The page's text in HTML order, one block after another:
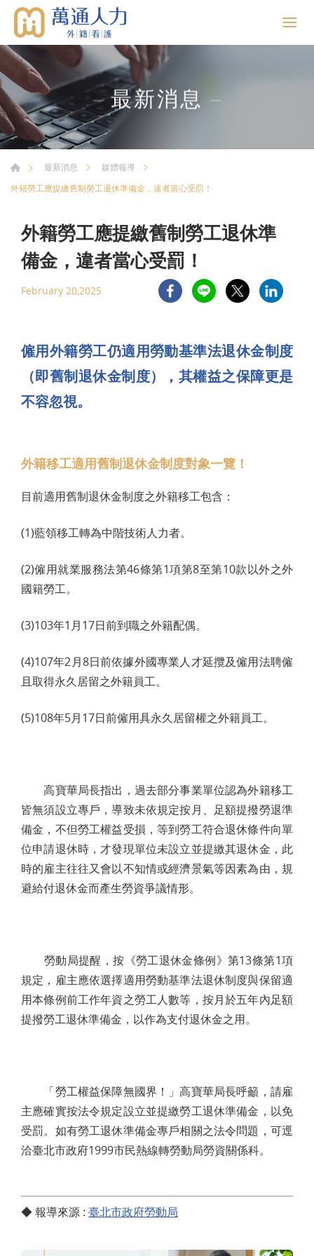
最新消息
最新消息
媒體報導
外籍勞工應提繳舊制勞工退休準備金，違者當心受罰！
外籍勞工應提繳舊制勞工退休準
備金，違者當心受罰！
February 20,2025
僱用外籍勞工仍適用勞動基準法退休金制度
（即舊制退休金制度），其權益之保障更是
不容忽視。
外籍移工適用舊制退休金制度對象一覽！
目前適用舊制退休金制度之外籍移工包含：
(1)藍領移工轉為中階技術人力者。
(2)僱用就業服務法第46條第1項第8至第10款以外之外
國籍勞工。
(3)103年1月17日前到職之外籍配偶。
(4)107年2月8日前依據外國專業人才延攬及僱用法聘僱
且取得永久居留之外籍員工。
(5)108年5月17日前僱用具永久居留權之外籍員工。
高寶華局長指出，過去部分事業單位認為外籍移工
皆無須設立專戶，導致未依規定按月、足額提撥勞退準
備金，不但勞工權益受損，等到勞工符合退休條件向單
位申請退休時，才發現單位未設立並提繳其退休金，此
時的雇主往往又會以不知情或經濟景氣等因素為由，規
避給付退休金而產生勞資爭議情形。
勞動局提醒，按《勞工退休金條例》第13條第1項
規定，雇主應依選擇適用勞動基準法退休制度與保留適
用本條例前工作年資之勞工人數等，按月於五年內足額
提撥勞工退休準備金，以作為支付退休金之用。
「勞工權益保障無國界！」高寶華局長呼籲，請雇
主應確實按法令規定設立並提繳勞工退休準備金，以免
受罰。如有勞工退休準備金專戶相關之法令問題，可逕
洽臺北市政府1999市民熱線轉勞動局勞資關係科。
◆ 報導來源 : 臺北市政府勞動局